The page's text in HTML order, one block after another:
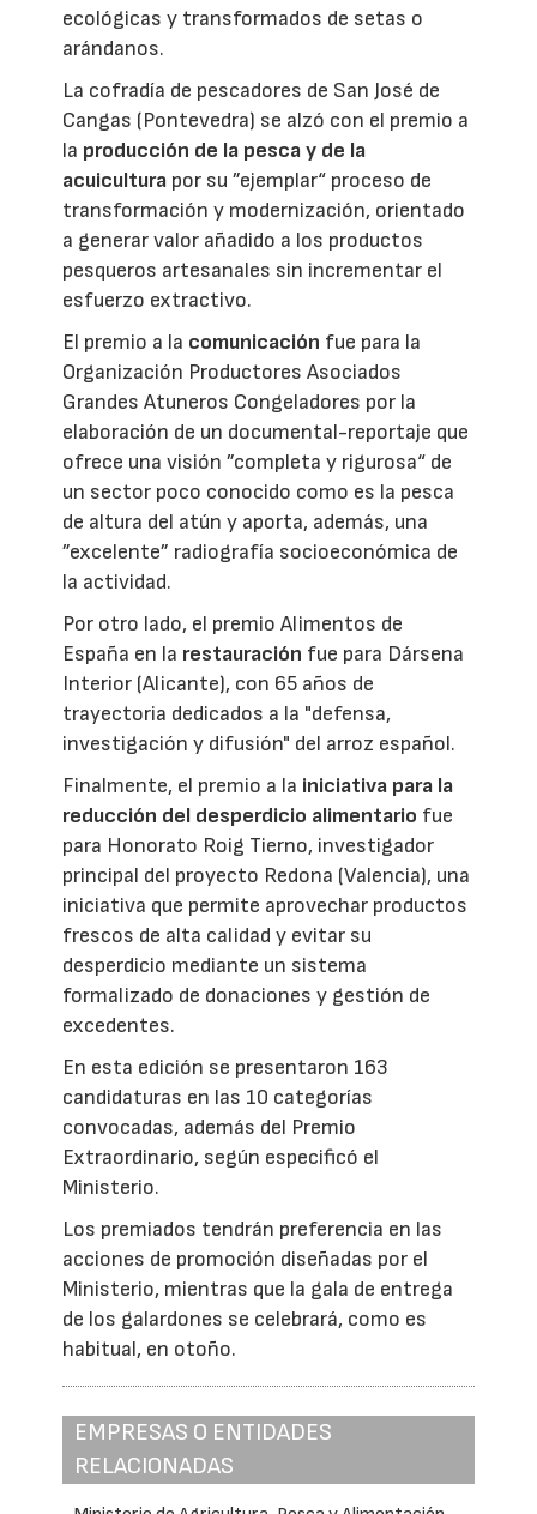
ecológicas y transformados de setas o
arándanos.
La cofradía de pescadores de San José de
Cangas (Pontevedra) se alzó con el premio a
la producción de la pesca y de la
acuicultura por su ”ejemplar“ proceso de
transformación y modernización, orientado
a generar valor añadido a los productos
pesqueros artesanales sin incrementar el
esfuerzo extractivo.
El premio a la comunicación fue para la
Organización Productores Asociados
Grandes Atuneros Congeladores por la
elaboración de un documental-reportaje que
ofrece una visión ”completa y rigurosa“ de
un sector poco conocido como es la pesca
de altura del atún y aporta, además, una
”excelente” radiografía socioeconómica de
la actividad.
Por otro lado, el premio Alimentos de
España en la restauración fue para Dársena
Interior (Alicante), con 65 años de
trayectoria dedicados a la "defensa,
investigación y difusión" del arroz español.
Finalmente, el premio a la iniciativa para la
reducción del desperdicio alimentario fue
para Honorato Roig Tierno, investigador
principal del proyecto Redona (Valencia), una
iniciativa que permite aprovechar productos
frescos de alta calidad y evitar su
desperdicio mediante un sistema
formalizado de donaciones y gestión de
excedentes.
En esta edición se presentaron 163
candidaturas en las 10 categorías
convocadas, además del Premio
Extraordinario, según especificó el
Ministerio.
Los premiados tendrán preferencia en las
acciones de promoción diseñadas por el
Ministerio, mientras que la gala de entrega
de los galardones se celebrará, como es
habitual, en otoño.
EMPRESAS O ENTIDADES
RELACIONADAS